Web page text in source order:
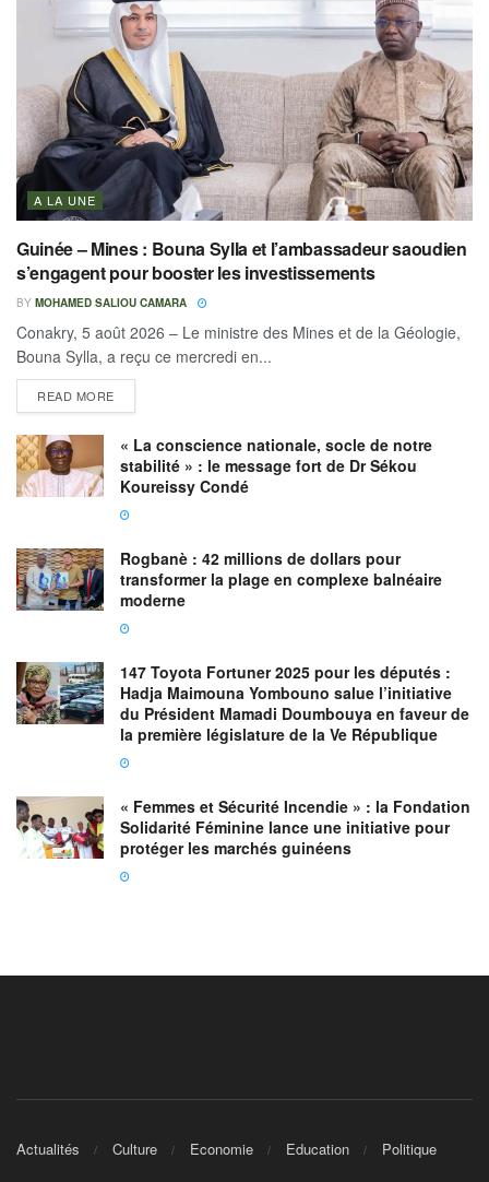
A LA UNE
Guinée – Mines : Bouna Sylla et l’ambassadeur saoudien
s’engagent pour booster les investissements
BY MOHAMED SALIOU CAMARA
Conakry, 5 août 2026 – Le ministre des Mines et de la Géologie,
Bouna Sylla, a reçu ce mercredi en...
READ MORE
« La conscience nationale, socle de notre
stabilité » : le message fort de Dr Sékou
Koureissy Condé
Rogbanè : 42 millions de dollars pour
transformer la plage en complexe balnéaire
moderne
147 Toyota Fortuner 2025 pour les députés :
Hadja Maimouna Yombouno salue l’initiative
du Président Mamadi Doumbouya en faveur de
la première législature de la Ve République
« Femmes et Sécurité Incendie » : la Fondation
Solidarité Féminine lance une initiative pour
protéger les marchés guinéens
Actualités Culture Economie Education Politique